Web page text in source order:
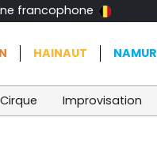
francophone
HAINAUT NAMUR
Cirque Improvisation